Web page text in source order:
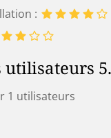
:
utilisateurs
1 utilisateurs